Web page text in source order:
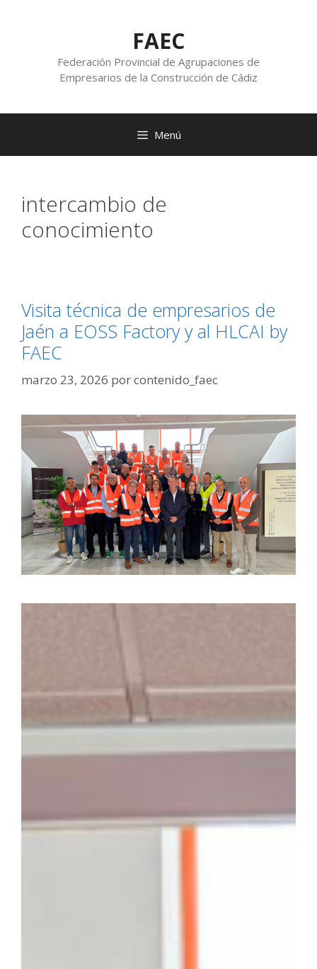
FAEC
Federación Provincial de Agrupaciones de
Empresarios de la Construcción de Cádiz
Menú
intercambio de
conocimiento
Visita técnica de empresarios de
Jaén a EOSS Factory y al HLCAI by
FAEC
marzo 23, 2026 porcontenido_faec